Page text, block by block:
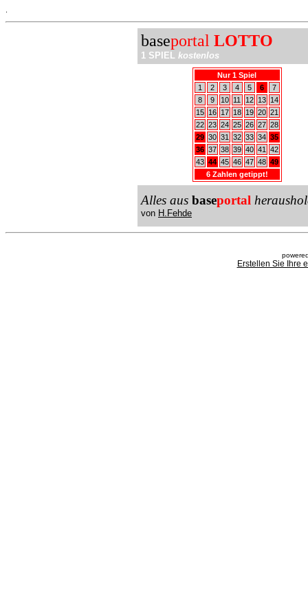
baseportal LOTTO
1 SPIEL kostenlos
Nur 1 Spiel
1
2 3 4 5 6
7
8
9 10 11 12 13
14
15
16 17 18 19 20 21
22 23 24 25 26 27 28
29 30 31 32 33 34 35
36 37 38 39 40 41
42
43 44 45 46 47 48 49
6 Zahlen getippt!
Alles aus baseportal
von H.Fehde
Erstellen Sie Ihre